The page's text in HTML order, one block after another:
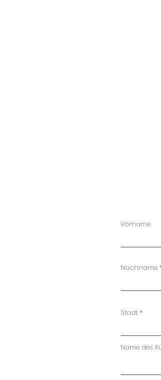
Vorname
Nachname
Stadt
Name des